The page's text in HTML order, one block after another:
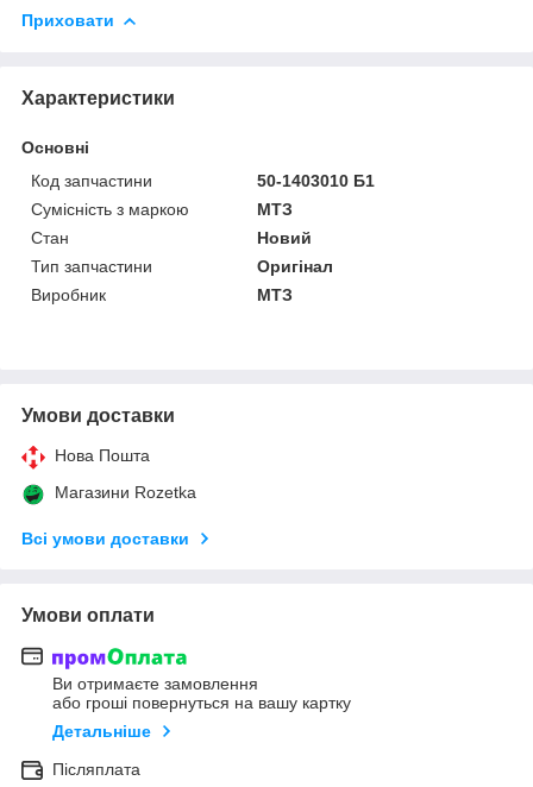
Приховати
Характеристики
Основні
Код запчастини
50-1403010 Б1
Сумісність з маркою
МТЗ
Стан
Новий
Тип запчастини
Оригінал
Виробник
МТЗ
Умови доставки
Нова Пошта
Магазини Rozetka
Всі умови доставки
Умови оплати
Ви отримаєте замовлення
або гроші повернуться на вашу картку
Детальніше
Післяплата